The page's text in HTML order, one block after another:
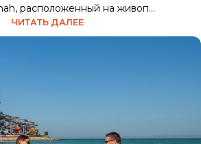
расположенный на живоп...
ЧИТАТЬ ДАЛЕЕ